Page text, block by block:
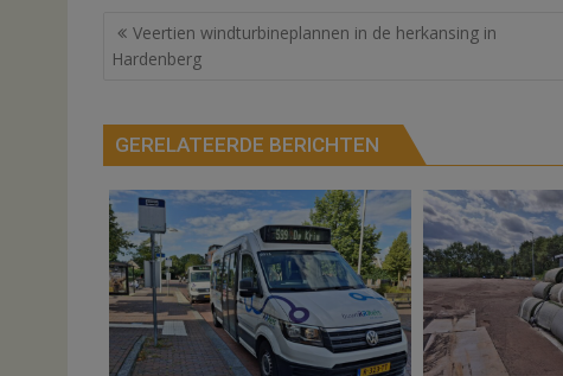
Bericht
navigatie
Veertien windturbineplannen in de herkansing in
Hardenberg
GERELATEERDE BERICHTEN